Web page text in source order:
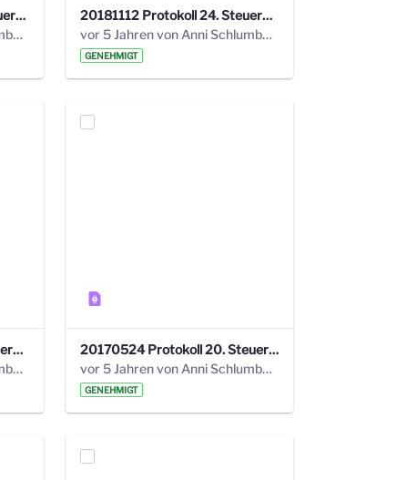
20190121 Protokoll 25. Steuerungskreis.pdf
vor 5 Jahren von Anni Schlumberger
20181112 Protokoll 24. Steuerungskreis.pdf
vor 5 Jahren von Anni Schlumberger
GENEHMIGT
20171018 Protokoll 21. Steuerungskreis.pdf
vor 5 Jahren von Anni Schlumberger
20170524 Protokoll 20. Steuerungskreis.pdf
vor 5 Jahren von Anni Schlumberger
GENEHMIGT